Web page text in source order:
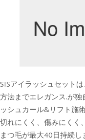
SISアイラッシュセット
方法までエレガンス.が独
ッシュカール&リフト施
切れにくく、傷みにくく
まつ毛が最大40日持続し